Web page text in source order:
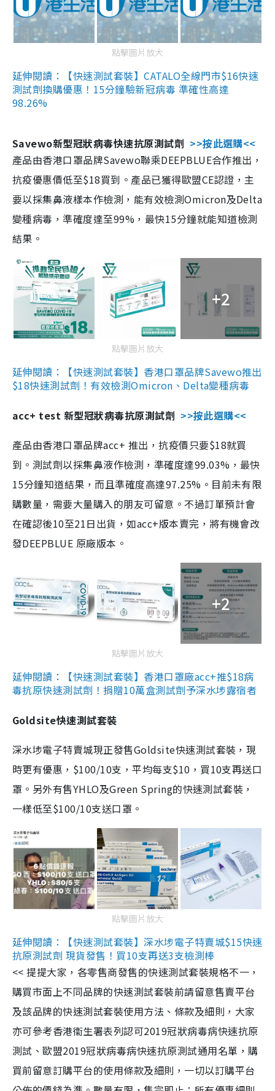
點擊圖片放大
延伸閱讀：【快速測試套裝】CATALO全線門市$16快速
測試劑換購優惠！15分鐘驗新冠病毒 準確性高達
98.26%
Savewo新型冠狀病毒快速抗原測試劑 >>按此選購<<
產品由香港口罩品牌Savewo聯乘DEEPBLUE合作推出，
抗疫優惠價低至$18買到。產品已獲得歐盟CE認證，主
要以採集鼻液樣本作檢測，能有效檢測Omicron及Delta
變種病毒，準確度達至99%，最快15分鐘就能知道檢測
結果。
+2
點擊圖片放大
延伸閱讀：【快速測試套裝】香港口罩品牌Savewo推出
$18快速測試劑！有效檢測Omicron、Delta變種病毒
acc+ test 新型冠狀病毒抗原測試劑 >>按此選購<<
產品由香港口罩品牌acc+ 推出，抗疫價只要$18就買
到。測試劑以採集鼻液作檢測，準確度達99.03%，最快
15分鐘知道結果，而且準確度高達97.25%。目前未有限
購數量，需要大量購入的朋友可留意。不過訂單預計會
在確認後10至21日出貨，如acc+版本賣完，將有機會改
發DEEPBLUE 原廠版本。
+2
點擊圖片放大
延伸閱讀：【快速測試套裝】香港口罩廠acc+推$18病
毒抗原快速測試劑！捐贈10萬盒測試劑予深水埗露宿者
Goldsite快速測試套裝
深水埗電子特賣城現正發售Goldsite快速測試套裝，現
時更有優惠，$100/10支，平均每支$10，買10支再送口
罩。另外有售YHLO及Green Spring的快速測試套裝，
一樣低至$100/10支送口罩。
點擊圖片放大
延伸閱讀：【快速測試套裝】深水埗電子特賣城$15快速
抗原測試劑 現貨發售！買10支再送3支檢測棒
<< 提提大家，各零售商發售的快速測試套裝規格不一，
購買市面上不同品牌的快速測試套裝前請留意售賣平台
及該品牌的快速測試套裝使用方法、條款及細則，大家
亦可參考香港衞生署表列認可2019冠狀病毒病快速抗原
測試、歐盟2019冠狀病毒病快速抗原測試通用名單，購
買前留意訂購平台的使用條款及細則，一切以訂購平台